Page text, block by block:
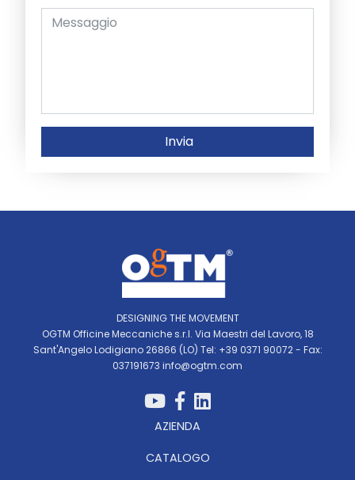
Invia
DESIGNING THE MOVEMENT
OGTM Officine Meccaniche s.r.l. Via Maestri del Lavoro, 18
Sant'Angelo Lodigiano 26866 (LO) Tel: +39 0371 90072 - Fax:
037191673 info@ogtm.com
AZIENDA
CATALOGO